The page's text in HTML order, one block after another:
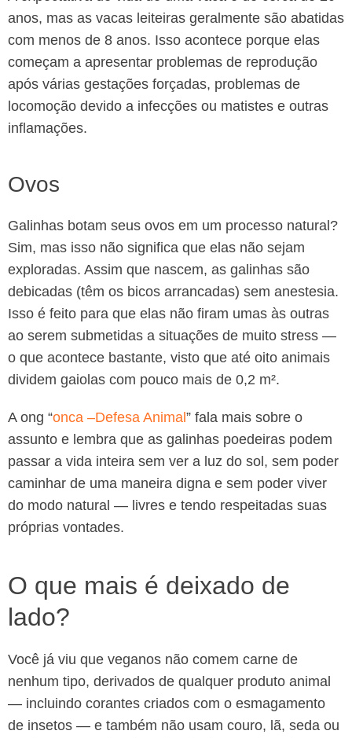
anos, mas as vacas leiteiras geralmente são abatidas
com menos de 8 anos. Isso acontece porque elas
começam a apresentar problemas de reprodução
após várias gestações forçadas, problemas de
locomoção devido a infecções ou matistes e outras
inflamações.
Ovos
Galinhas botam seus ovos em um processo natural?
Sim, mas isso não significa que elas não sejam
exploradas. Assim que nascem, as galinhas são
debicadas (têm os bicos arrancadas) sem anestesia.
Isso é feito para que elas não firam umas às outras
ao serem submetidas a situações de muito stress —
o que acontece bastante, visto que até oito animais
dividem gaiolas com pouco mais de 0,2 m².
A ong “onca –Defesa Animal” fala mais sobre o
assunto e lembra que as galinhas poedeiras podem
passar a vida inteira sem ver a luz do sol, sem poder
caminhar de uma maneira digna e sem poder viver
do modo natural — livres e tendo respeitadas suas
próprias vontades.
O que mais é deixado de
lado?
Você já viu que veganos não comem carne de
nenhum tipo, derivados de qualquer produto animal
— incluindo corantes criados com o esmagamento
de insetos — e também não usam couro, lã, seda ou